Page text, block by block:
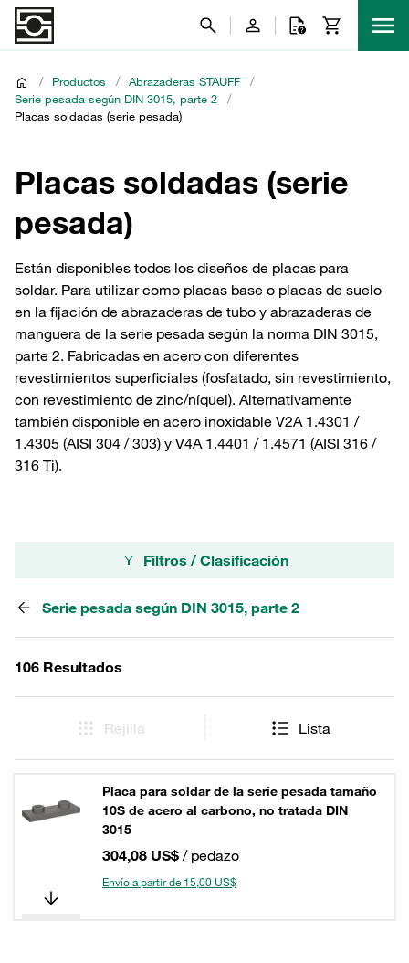
/ Productos / Abrazaderas STAUFF
/
Serie pesada según DIN 3015, parte 2
/
Placas soldadas (serie pesada)
Placas soldadas (serie
pesada)
Están disponibles todos los diseños de placas para
soldar. Para utilizar como placas base o placas de suelo
en la fijación de abrazaderas de tubo y abrazaderas de
manguera de la serie pesada según la norma DIN 3015,
parte 2. Fabricadas en acero con diferentes
revestimientos superficiales (fosfatado, sin revestimiento,
con revestimiento de zinc/níquel). Alternativamente
también disponible en acero inoxidable V2A 1.4301 /
1.4305 (AISI 304 / 303) y V4A 1.4401 / 1.4571 (AISI 316 /
316 Ti).
Filtros / Clasificación
Serie pesada según DIN 3015, parte 2
106 Resultados
Rejilla Lista
Placa para soldar de la serie pesada tamaño
10S de acero al carbono, no tratada DIN
3015
304,08 US$ / pedazo
Envío a partir de 15,00 US$